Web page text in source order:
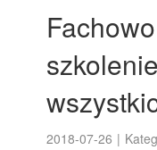
2018-07-26 |